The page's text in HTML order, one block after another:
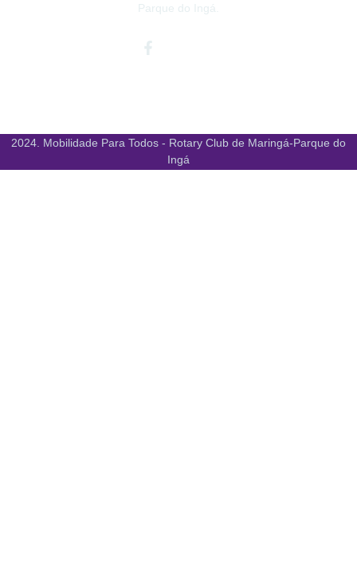
Parque do Ingá.
Facebook-
2024. Mobilidade Para Todos - Rotary Club de Maringá-Parque do
Ingá